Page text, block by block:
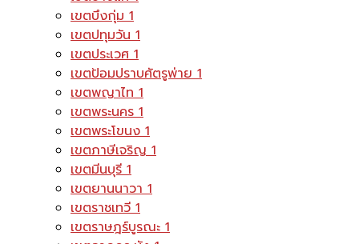
เขตบึงกุ่ม1
เขตปทุมวัน1
เขตประเวศ1
เขตป้อมปราบศัตรูพ่าย1
เขตพญาไท1
เขตพระนคร1
เขตพระโขนง1
เขตภาษีเจริญ1
เขตมีนบุรี1
เขตยานนาวา1
เขตราชเทวี1
เขตราษฎร์บูรณะ1